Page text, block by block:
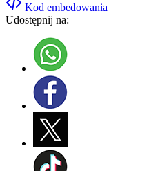
Kod embedowania
Udostępnij na: